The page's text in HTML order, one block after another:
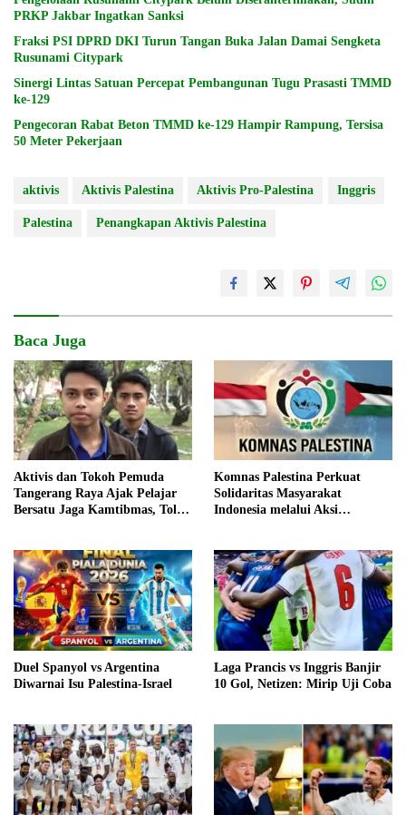
PRKP Jakbar Ingatkan Sanksi
Fraksi PSI DPRD DKI Turun Tangan Buka Jalan Damai Sengketa
Rusunami Citypark
Sinergi Lintas Satuan Percepat Pembangunan Tugu Prasasti TMMD
ke-129
Pengecoran Rabat Beton TMMD ke-129 Hampir Rampung, Tersisa
50 Meter Pekerjaan
aktivis Aktivis Palestina Aktivis Pro-Palestina Inggris
Palestina Penangkapan Aktivis Palestina
Baca Juga
Aktivis dan Tokoh Pemuda
Tangerang Raya Ajak Pelajar
Bersatu Jaga Kamtibmas, Tolak
Komnas Palestina Perkuat
Solidaritas Masyarakat
Indonesia melalui Aksi
Duel Spanyol vs Argentina
Diwarnai Isu Palestina-Israel
Laga Prancis vs Inggris Banjir
10 Gol, Netizen: Mirip Uji Coba